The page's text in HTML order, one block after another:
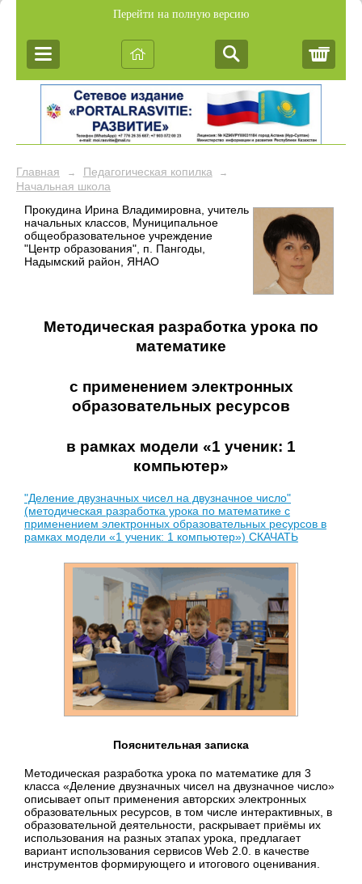
Перейти на полную версию
Главная → Педагогическая копилка →
Начальная школа
Прокудина Ирина Владимировна, учитель
начальных классов, Муниципальное
общеобразовательное учреждение
"Центр образования", п. Пангоды,
Надымский район, ЯНАО
Методическая разработка урока по
математике
с применением электронных
образовательных ресурсов
в рамках модели «1 ученик: 1
компьютер»
"Деление двузначных чисел на двузначное число"
(методическая разработка урока по математике с
применением электронных образовательных ресурсов в
рамках модели «1 ученик: 1 компьютер») СКАЧАТЬ
Пояснительная записка
Методическая разработка урока по математике для 3
класса «Деление двузначных чисел на двузначное число»
описывает опыт применения авторских электронных
образовательных ресурсов, в том числе интерактивных, в
образовательной деятельности, раскрывает приёмы их
использования на разных этапах урока, предлагает
вариант использования сервисов Web 2.0. в качестве
инструментов формирующего и итогового оценивания.